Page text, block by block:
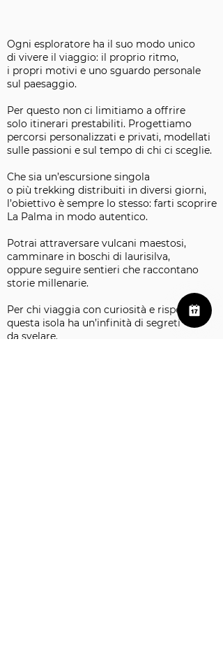
Ogni esploratore ha il suo modo unico
di vivere il viaggio: il proprio ritmo,
i propri motivi e uno sguardo personale
sul paesaggio.
Per questo non ci limitiamo a offrire
solo itinerari prestabiliti. Progettiamo
percorsi personalizzati e privati, modellati
sulle passioni e sul tempo di chi ci sceglie.
Che sia un’escursione singola
o più trekking distribuiti in diversi giorni,
l’obiettivo è sempre lo stesso: farti scoprire
La Palma in modo autentico.
Potrai attraversare vulcani maestosi,
camminare in boschi di laurisilva,
oppure seguire sentieri che raccontano
storie millenarie.
Per chi viaggia con curiosità e rispetto,
questa isola ha un’infinità di segreti
da svelare.